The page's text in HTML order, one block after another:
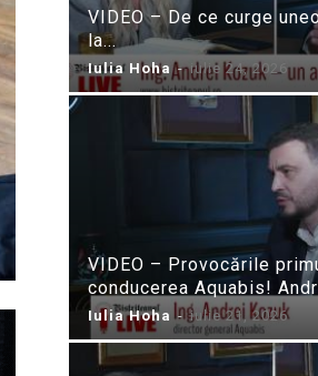
VIDEO – De ce curge
la...
Iulia Hoha - iulie 24, 2026
VIDEO – Provocările
conducerea Aquabis!
Iulia Hoha - iulie 21, 2026